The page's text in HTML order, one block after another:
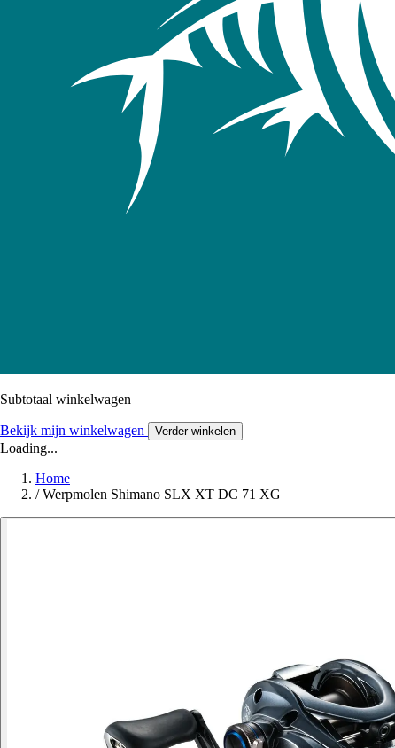
Subtotaal winkelwagen
Bekijk mijn winkelwagen Verder winkelen
Loading...
Home
/ Werpmolen Shimano SLX XT DC 71 XG